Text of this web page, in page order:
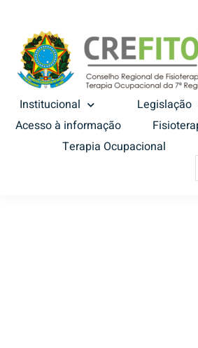
Institucional
Legislação
Acesso à informação
Terapia Ocupacional